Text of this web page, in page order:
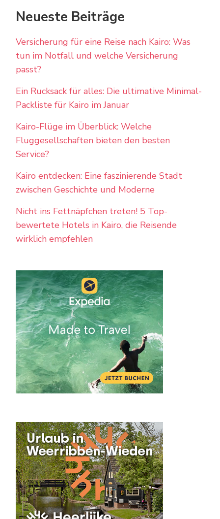
Neueste Beiträge
Versicherung für eine Reise nach Kairo: Was
tun im Notfall und welche Versicherung
passt?
Ein Rucksack für alles: Die ultimative Minimal-
Packliste für Kairo im Januar
Kairo-Flüge im Überblick: Welche
Fluggesellschaften bieten den besten
Service?
Kairo entdecken: Eine faszinierende Stadt
zwischen Geschichte und Moderne
Nicht ins Fettnäpfchen treten! 5 Top-
bewertete Hotels in Kairo, die Reisende
wirklich empfehlen